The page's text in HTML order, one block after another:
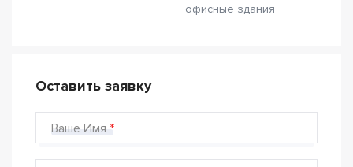
офисные здания
Оставить заявку
Ваше Имя